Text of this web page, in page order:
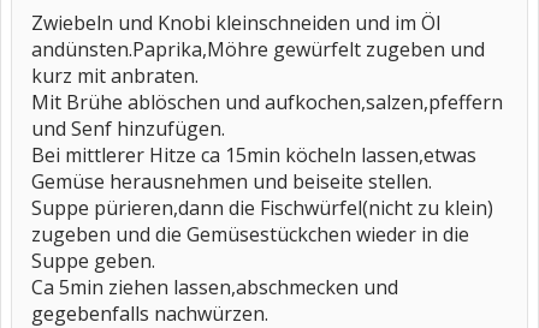
Zwiebeln und Knobi kleinschneiden und im Öl
andünsten.Paprika,Möhre gewürfelt zugeben und
kurz mit anbraten.
Mit Brühe ablöschen und aufkochen,salzen,pfeffern
und Senf hinzufügen.
Bei mittlerer Hitze ca 15min köcheln lassen,etwas
Gemüse herausnehmen und beiseite stellen.
Suppe pürieren,dann die Fischwürfel(nicht zu klein)
zugeben und die Gemüsestückchen wieder in die
Suppe geben.
Ca 5min ziehen lassen,abschmecken und
gegebenfalls nachwürzen.